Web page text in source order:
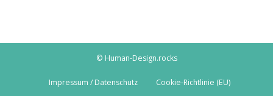
© Human-Design.rocks
Impressum / Datenschutz Cookie-Richtlinie (EU)